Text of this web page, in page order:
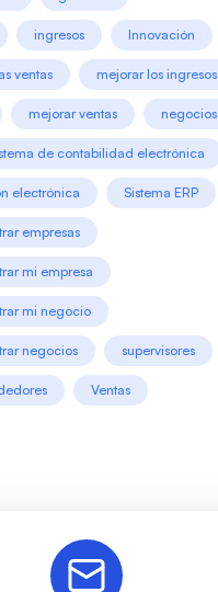
ingresos Innovación
ventas mejorar los ingresos
mejorar ventas negocios
de contabilidad electrónica
electrónica Sistema ERP
empresas
mi empresa
mi negocio
negocios supervisores
Ventas